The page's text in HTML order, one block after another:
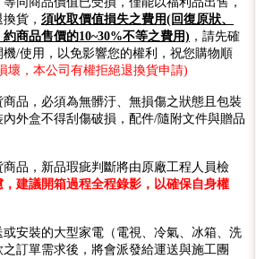
貨， 須收取價值損失之費用(回復原狀、
商品售價的10~30%不等之費用) ，請先確
/使用，以免影響您的權利，祝您購物順
壞，本公司有權拒絕退換貨申請)
品，必須為無髒汙、無損傷之狀態且包裝
外盒不得刮傷破損，配件/隨附文件與贈品
品，新品瑕疵判斷將由原廠工程人員檢
建議開箱過程全程錄影，以確保自身權
安裝的大型家電（電視、冷氣、冰箱、洗
訂單需求後，將會派發給運送與施工團